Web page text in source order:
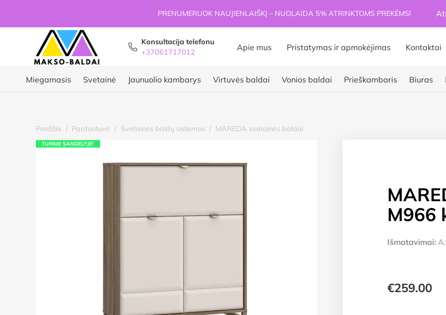
PRENUMERUOK NAUJIENLAIŠKĮ – NUOLAIDA 5% ATRINKTOMS PREKĖMS!
Konsultacija telefonu
+37061717012
Apie mus Pristatymas ir apmokėjimas Kontaktai
Miegamasis Svetainė Jaunuolio kambarys Virtuvės baldai Vonios baldai Prieškambaris Biuras
Pradžia / Parduotuvė / Svetainės baldų sistemos / MAREDA svetainės baldai
TURIME SANDĖLYJE!
M966
Išmatavimai:
€259.00